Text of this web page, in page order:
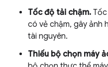
Tốc độ tải chậm.
có vẻ chậm, gây ảnh
tài nguyên.
Thiếu bộ chọn máy